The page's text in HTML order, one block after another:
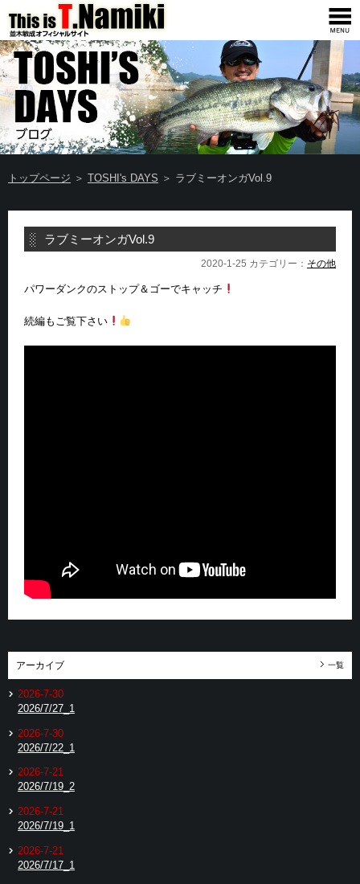
トップページ ＞ TOSHI's DAYS ＞ ラブミーオンガVol.9
ラブミーオンガVol.9
2020-1-25 カテゴリー： その他
パワーダンクのストップ＆ゴーでキャッチ
続編もご覧下さい
アーカイブ 一覧
2026-7-30
2026/7/27_1
2026-7-30
2026/7/22_1
2026-7-21
2026/7/19_2
2026-7-21
2026/7/19_1
2026-7-21
2026/7/17_1